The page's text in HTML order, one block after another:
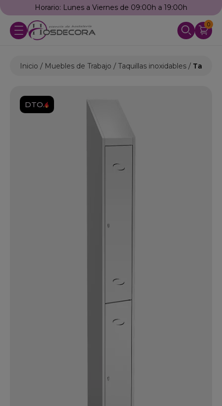
Horario: Lunes a Viernes de 09:00h a 19:00h
0
Inicio Muebles de Trabajo Taquillas inoxidables
DTO.